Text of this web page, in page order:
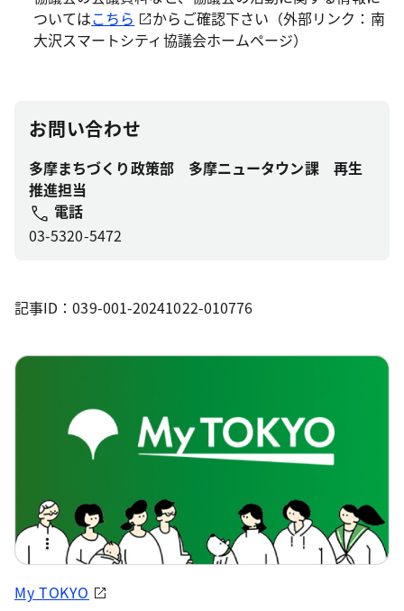
ついてはこちら
からご確認下さい（外部リンク：南
大沢スマートシティ協議会ホームページ）
お問い合わせ
多摩まちづくり政策部 多摩ニュータウン課 再生
推進担当
電話
03-5320-5472
記事ID：039-001-20241022-010776
My TOKYO